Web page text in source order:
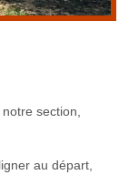
section,
au départ,